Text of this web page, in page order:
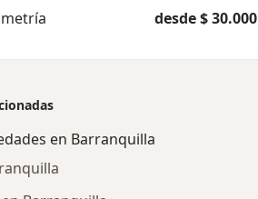
desde $ 30.000
en Barranquilla